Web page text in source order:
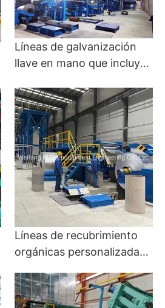
Líneas de galvanización
llave en mano que incluyen
configuración, alto
rendimiento continuo y
entrega a tiempo -
Galvanizing y CGL
Líneas de recubrimiento
orgánicas personalizadas
línea de recuperación de
color y línea de